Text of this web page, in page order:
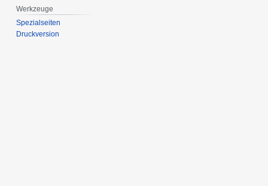
Werkzeuge
Spezialseiten
Druckversion